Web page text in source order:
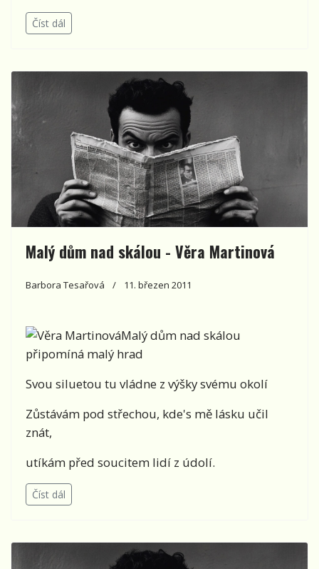
Číst dál
Malý dům nad skálou - Věra Martinová
Barbora Tesařová 11. březen 2011
Malý dům nad skálou
připomíná malý hrad
Svou siluetou tu vládne z výšky svému okolí
Zůstávám pod střechou, kde's mě lásku učil
znát,
utíkám před soucitem lidí z údolí.
Číst dál